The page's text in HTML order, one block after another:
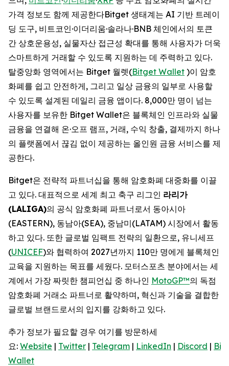
가격 정보도 함께 제공한다Bitget 생태계는 AI 기반 트레이
딩 도구, 비트코인·이더리움·솔라나·BNB 체인에서의 토큰
간 상호운용성, 실물자산 접근성 확대를 통해 사용자가 더욱
스마트하게 거래할 수 있도록 지원하는 데 주력하고 있다.
탈중앙화 영역에서는 Bitget 월렛(Bitget Wallet )이 암호
화폐를 쉽고 안전하게, 그리고 일상 금융의 일부로 사용할
수 있도록 설계된 데일리 금융 앱이다. 8,000만 명이 넘는
사용자를 보유한 Bitget Wallet은 블록체인 인프라와 실물
금융을 연결해 온·오프 램프, 거래, 수익 창출, 결제까지 하나
의 플랫폼에서 끊김 없이 제공하는 올인원 금융 서비스를 제
공한다.
Bitget은 전략적 파트너십을 통해 암호화폐 대중화를 이끌
고 있다. 대표적으로 세계 최고 축구 리그인 라리가
(LALIGA)의 공식 암호화폐 파트너로서 동아시아
(EASTERN), 동남아(SEA), 중남미(LATAM) 시장에서 활동
하고 있다. 또한 글로벌 임팩트 전략의 일환으로, 유니세프
(UNICEF)와 협력하여 2027년까지 110만 명에게 블록체인
교육을 지원하는 목표를 세웠다. 모터스포츠 분야에서는 세
계에서 가장 짜릿한 챔피언십 중 하나인 MotoGP™의 독점
암호화폐 거래소 파트너로 활약하며, 혁신과 기술을 결합한
글로벌 브랜드로서의 입지를 강화하고 있다.
추가 정보가 필요할 경우 여기를 방문하세
요: Website | Twitter | Telegram | LinkedIn | Discord |
Wallet